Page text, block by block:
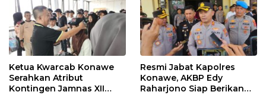
Ketua Kwarcab Konawe
Serahkan Atribut
Kontingen Jamnas XII
Resmi Jabat Kapolres
Konawe, AKBP Edy
Raharjono Siap Berikan